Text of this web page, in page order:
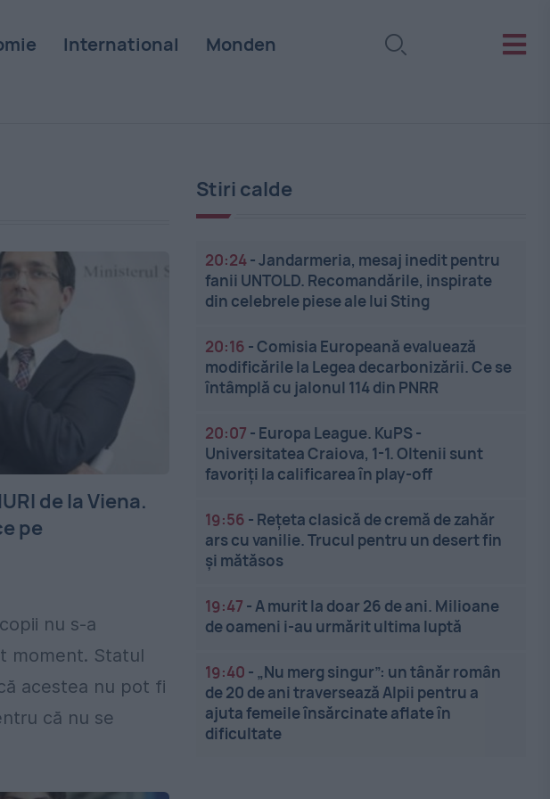
International Monden
de la Viena.
pe
nu s-a
moment. Statul
acestea nu pot fi
că nu se
Stiri calde
20:24-Jandarmeria, mesaj inedit pentru
fanii UNTOLD. Recomandările, inspirate
din celebrele piese ale lui Sting
20:16 -Comisia Europeană evaluează
modificările la Legea decarbonizării. Ce se
întâmplă cu jalonul 114 din PNRR
20:07 - Europa League. KuPS -
Universitatea Craiova, 1-1. Oltenii sunt
favoriți la calificarea în play-off
19:56 - Rețeta clasică de cremă de zahăr
ars cu vanilie. Trucul pentru un desert fin
și mătăsos
19:47 -A murit la doar 26 de ani. Milioane
de oameni i-au urmărit ultima luptă
19:40 - „Nu merg singur”: un tânăr român
de 20 de ani traversează Alpii pentru a
ajuta femeile însărcinate aflate în
dificultate